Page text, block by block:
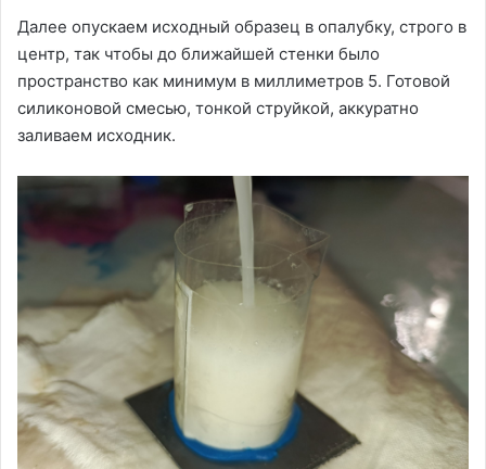
Далее опускаем исходный образец в опалубку, строго в
центр, так чтобы до ближайшей стенки было
пространство как минимум в миллиметров 5. Готовой
силиконовой смесью, тонкой струйкой, аккуратно
заливаем исходник.